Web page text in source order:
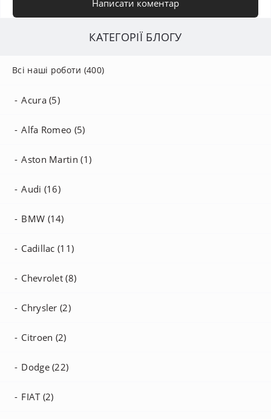
Написати коментар
КАТЕГОРІЇ БЛОГУ
Всі наші роботи (400)
Acura (5)
Alfa Romeo (5)
Aston Martin (1)
Audi (16)
BMW (14)
Cadillac (11)
Chevrolet (8)
Chrysler (2)
Citroen (2)
Dodge (22)
FIAT (2)